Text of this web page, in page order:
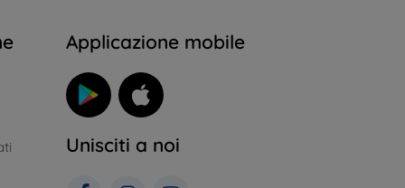
Applicazione mobile
Unisciti a noi